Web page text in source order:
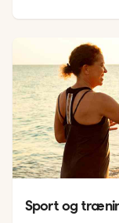
Sport og